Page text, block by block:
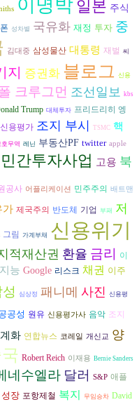
이명박 일본 주식
성차별 국유화 재정 투자 중
김대중 삼성물산 대통령 재벌 씨
지 증권화 블로그 신용
크루그먼 조선일보 kbs
Trump 대체투자 프리드리히 엥
신용평가 조지 부시 TSMC 핵
호무역 레닌 부동산PF twitter apple
민간투자사업 고용 북
공사 어플리케이션 민주주의 배트맨
가 제국주의 반도체 기업 부패 저
그림 가계부채 신용위기
적재산권 환율 금리
이
능 Google 리스크 채권 이주
심상정 패니메 사진 신용평
공성 원유 신용평가사 음악 조지
화 연합뉴스 코레일 개신교 양
Robert Reich 이재용 Bernie Sanders
네수엘라 달러 S&P 애플
성장 포항제철 복지 무임승차 David